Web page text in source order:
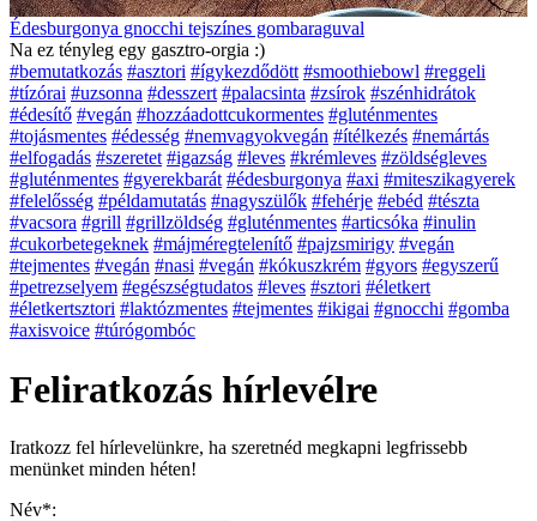
Édesburgonya gnocchi tejszínes gombaraguval
Na ez tényleg egy gasztro-orgia :)
#bemutatkozás #asztori #ígykezdődött #smoothiebowl #reggeli
#tízórai #uzsonna #desszert #palacsinta #zsírok #szénhidrátok
#édesítő #vegán #hozzáadottcukormentes #gluténmentes
#tojásmentes #édesség #nemvagyokvegán #ítélkezés #nemártás
#elfogadás #szeretet #igazság #leves #krémleves #zöldségleves
#gluténmentes #gyerekbarát #édesburgonya #axi #miteszikagyerek
#felelősség #példamutatás #nagyszülők #fehérje #ebéd #tészta
#vacsora #grill #grillzöldség #gluténmentes #articsóka #inulin
#cukorbetegeknek #májméregtelenítő #pajzsmirigy #vegán
#tejmentes #vegán #nasi #vegán #kókuszkrém #gyors #egyszerű
#petrezselyem #egészségtudatos #leves #sztori #életkert
#életkertsztori #laktózmentes #tejmentes #ikigai #gnocchi #gomba
#axisvoice #túrógombóc
Feliratkozás hírlevélre
Iratkozz fel hírlevelünkre, ha szeretnéd megkapni legfrissebb
menünket minden héten!
Név*: